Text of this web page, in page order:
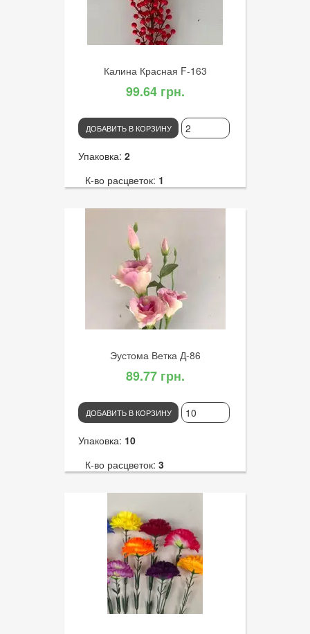
Калина Красная F-163
99.64 грн.
ДОБАВИТЬ В КОРЗИНУ
Упаковка: 2
К-во расцветок: 1
К-во голов:
2458
Диаметр цветка:1
Эустома Ветка Д-86
89.77 грн.
ДОБАВИТЬ В КОРЗИНУ
Упаковка: 10
К-во расцветок: 3
К-во голов:5
Артикул:1901
Диаметр цветка:6